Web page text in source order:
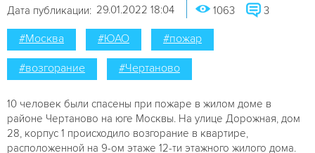
Дата публикации: 29.01.2022 18:04 1063 3
#Москва #ЮАО #пожар
#возгорание #Чертаново
10 человек были спасены при пожаре в жилом доме в
районе Чертаново на юге Москвы. На улице Дорожная, дом
28, корпус 1 происходило возгорание в квартире,
расположенной на 9-ом этаже 12-ти этажного жилого дома.